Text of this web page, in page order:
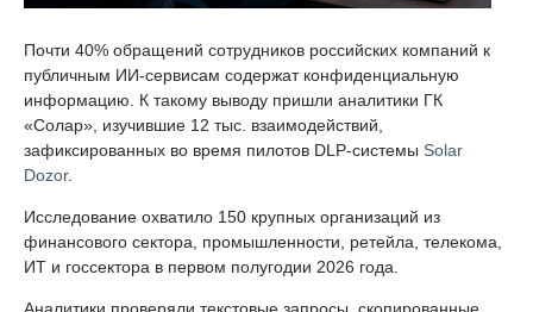
Почти 40% обращений сотрудников российских компаний к
публичным ИИ-сервисам содержат конфиденциальную
информацию. К такому выводу пришли аналитики ГК
«Солар», изучившие 12 тыс. взаимодействий,
зафиксированных во время пилотов DLP-системы Solar
Dozor.
Исследование охватило 150 крупных организаций из
финансового сектора, промышленности, ретейла, телекома,
ИТ и госсектора в первом полугодии 2026 года.
Аналитики проверяли текстовые запросы, скопированные